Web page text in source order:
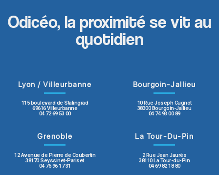
Odicéo, la proximité se vit au
quotidien
Lyon / Villeurbanne
115 boulevard de Stalingrad
69616 Villeurbanne
04 72 69 53 00
Bourgoin-Jallieu
10 Rue Joseph Cugnot
38300 Bourgoin-Jallieu
04 74 93 00 89
Grenoble
12 Avenue de Pierre de Coubertin
38170 Seyssinet-Pariset
04 76 96 17 31
La Tour-Du-Pin
2 Rue Jean Jaurès
38110 La Tour-du-Pin
04 69 82 18 80